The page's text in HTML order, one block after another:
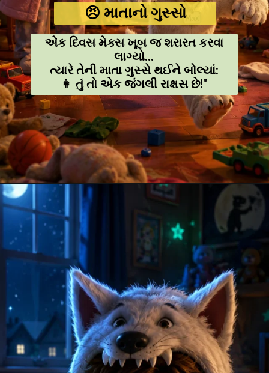
😠 માતાનો ગુસ્સો
એક દિવસ મેક્સ ખૂબ જ શરારત કરવા
લાગ્યો...
ત્યારે તેની માતા ગુસ્સે થઈને બોલ્યાં:
👩 તું તો એક જંગલી રાક્ષસ છે!"
Opening